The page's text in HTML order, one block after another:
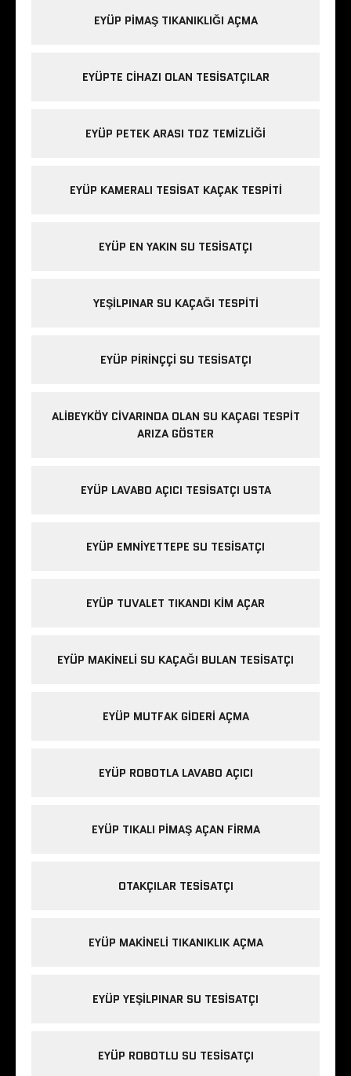
EYÜP PIMAŞ TIKANIKLIĞI AÇMA
EYÜPTE CIHAZI OLAN TESISATÇILAR
EYÜP PETEK ARASI TOZ TEMIZLIĞI
EYÜP KAMERALI TESISAT KAÇAK TESPITI
EYÜP EN YAKIN SU TESISATÇI
YEŞILPINAR SU KAÇAĞI TESPITI
EYÜP PIRINÇÇI SU TESISATÇI
ALIBEYKÖY CIVARINDA OLAN SU KAÇAGI TESPIT
ARIZA GÖSTER
EYÜP LAVABO AÇICI TESISATÇI USTA
EYÜP EMNIYETTEPE SU TESISATÇI
EYÜP TUVALET TIKANDI KIM AÇAR
EYÜP MAKINELI SU KAÇAĞI BULAN TESISATÇI
EYÜP MUTFAK GIDERI AÇMA
EYÜP ROBOTLA LAVABO AÇICI
EYÜP TIKALI PIMAŞ AÇAN FIRMA
OTAKÇILAR TESISATÇI
EYÜP MAKINELI TIKANIKLIK AÇMA
EYÜP YEŞILPINAR SU TESISATÇI
EYÜP ROBOTLU SU TESISATÇI